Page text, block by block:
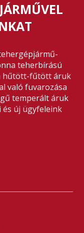
teherbírású
hűtött-fűtött áruk
való fuvarozása
temperált áruk
új ügyfeleink